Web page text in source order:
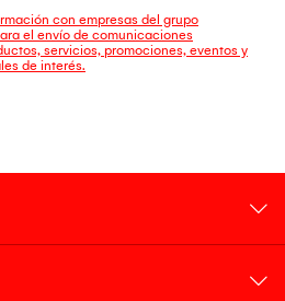
con empresas del grupo
el envío de comunicaciones
servicios, promociones, eventos y
de interés.